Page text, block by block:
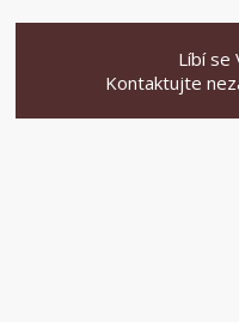
Líbí se
Kontaktujte